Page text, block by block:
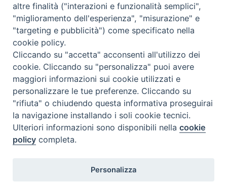
Comunicati Stampa
Il cordoglio dei Vescovi di Puglia per la morte di S.E.R. Mons. Agostino
Superbo
Nasce la Consulta Diocesana delle Aggregazioni Laicali di Castellaneta
Archivio comunicati stampa
2026 © Diocesi di Castellaneta
altre finalità ("interazioni e funzionalità semplici",
"miglioramento dell'esperienza", "misurazione" e
"targeting e pubblicità") come specificato nella
cookie policy.
Cliccando su "accetta" acconsenti all'utilizzo dei
cookie. Cliccando su "personalizza" puoi avere
maggiori informazioni sui cookie utilizzati e
personalizzare le tue preferenze. Cliccando su
"rifiuta" o chiudendo questa informativa proseguirai
la navigazione installando i soli cookie tecnici.
Ulteriori informazioni sono disponibili nellacookie
policy completa.
Personalizza